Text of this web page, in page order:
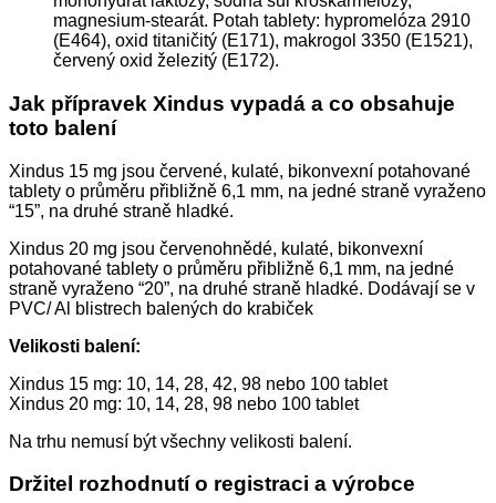
magnesium-stearát. Potah tablety: hypromelóza 2910
(E464), oxid titaničitý (E171), makrogol 3350 (E1521),
červený oxid železitý (E172).
Jak přípravek Xindus vypadá a co obsahuje
toto balení
Xindus 15 mg jsou červené, kulaté, bikonvexní potahované
tablety o průměru přibližně 6,1 mm, na jedné straně vyraženo
“15”, na druhé straně hladké.
Xindus 20 mg jsou červenohnědé, kulaté, bikonvexní
potahované tablety o průměru přibližně 6,1 mm, na jedné
straně vyraženo “20”, na druhé straně hladké. Dodávají se v
PVC/ Al blistrech balených do krabiček
Velikosti balení:
Xindus 15 mg: 10, 14, 28, 42, 98 nebo 100 tablet
Xindus 20 mg: 10, 14, 28, 98 nebo 100 tablet
Na trhu nemusí být všechny velikosti balení.
Držitel rozhodnutí o registraci a výrobce